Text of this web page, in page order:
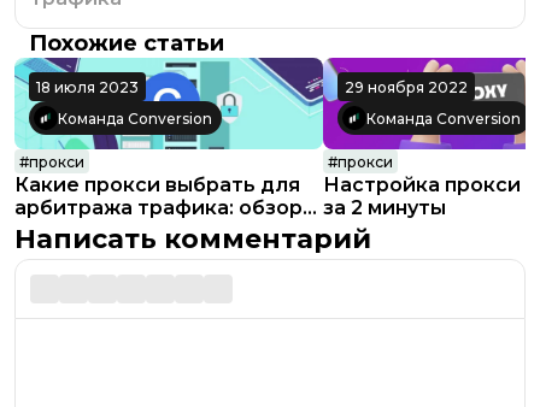
Похожие статьи
18 июля 2023
Команда Conversion
#прокси
Какие прокси выбрать для
арбитража трафика: обзор
GonzoProxy
29 ноября 2022
Команда Conversion
#прокси
Настройка прокси
за 2 минуты
Написать комментарий